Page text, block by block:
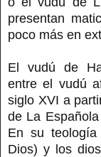
presentan
poco más en
El vudú de
entre el vudú
siglo XVI a
de La
En su
Dios) y los